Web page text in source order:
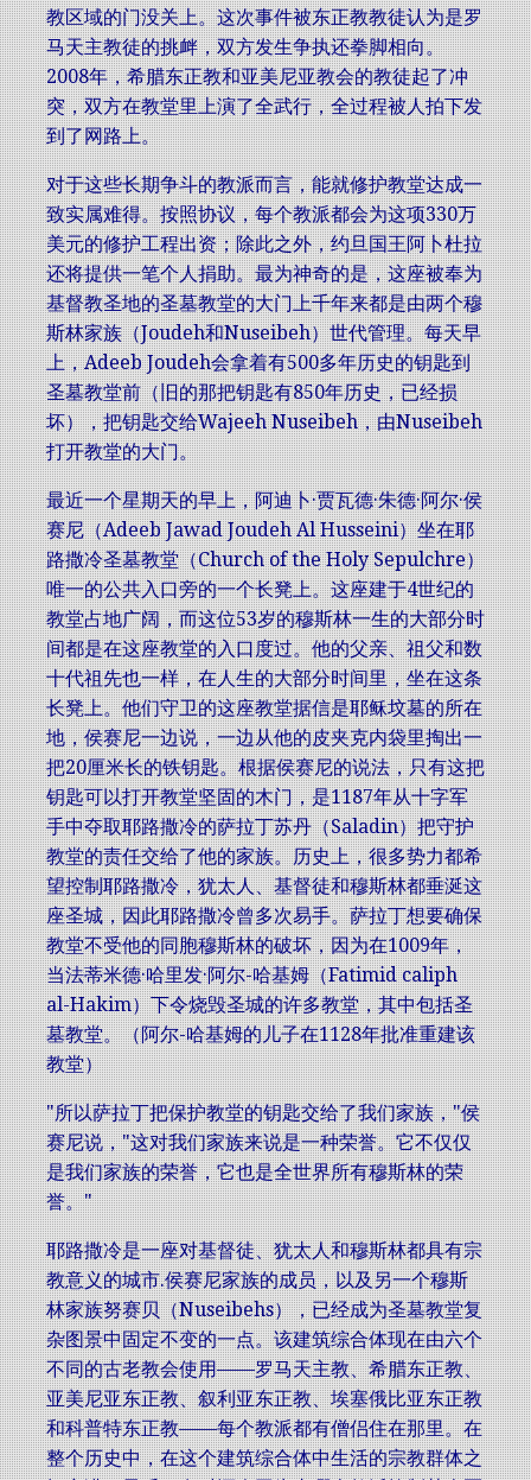
教区域的门没关上。这次事件被东正教教徒认为是罗
马天主教徒的挑衅，双方发生争执还拳脚相向。
2008年，希腊东正教和亚美尼亚教会的教徒起了冲
突，双方在教堂里上演了全武行，全过程被人拍下发
到了网路上。
对于这些长期争斗的教派而言，能就修护教堂达成一
致实属难得。按照协议，每个教派都会为这项330万
美元的修护工程出资；除此之外，约旦国王阿卜杜拉
还将提供一笔个人捐助。最为神奇的是，这座被奉为
基督教圣地的圣墓教堂的大门上千年来都是由两个穆
斯林家族（Joudeh和Nuseibeh）世代管理。每天早
上，Adeeb Joudeh会拿着有500多年历史的钥匙到
圣墓教堂前（旧的那把钥匙有850年历史，已经损
坏），把钥匙交给Wajeeh Nuseibeh，由Nuseibeh
打开教堂的大门。
最近一个星期天的早上，阿迪卜·贾瓦德·朱德·阿尔·侯
赛尼（Adeeb Jawad Joudeh Al Husseini）坐在耶
路撒冷圣墓教堂（Church of the Holy Sepulchre）
唯一的公共入口旁的一个长凳上。这座建于4世纪的
教堂占地广阔，而这位53岁的穆斯林一生的大部分时
间都是在这座教堂的入口度过。他的父亲、祖父和数
十代祖先也一样，在人生的大部分时间里，坐在这条
长凳上。他们守卫的这座教堂据信是耶稣坟墓的所在
地，侯赛尼一边说，一边从他的皮夹克内袋里掏出一
把20厘米长的铁钥匙。根据侯赛尼的说法，只有这把
钥匙可以打开教堂坚固的木门，是1187年从十字军
手中夺取耶路撒冷的萨拉丁苏丹（Saladin）把守护
教堂的责任交给了他的家族。历史上，很多势力都希
望控制耶路撒冷，犹太人、基督徒和穆斯林都垂涎这
座圣城，因此耶路撒冷曾多次易手。萨拉丁想要确保
教堂不受他的同胞穆斯林的破坏，因为在1009年，
当法蒂米德·哈里发·阿尔-哈基姆（Fatimid caliph
al-Hakim）下令烧毁圣城的许多教堂，其中包括圣
墓教堂。（阿尔-哈基姆的儿子在1128年批准重建该
教堂）
"所以萨拉丁把保护教堂的钥匙交给了我们家族，"侯
赛尼说，"这对我们家族来说是一种荣誉。它不仅仅
是我们家族的荣誉，它也是全世界所有穆斯林的荣
誉。"
耶路撒冷是一座对基督徒、犹太人和穆斯林都具有宗
教意义的城市.侯赛尼家族的成员，以及另一个穆斯
林家族努赛贝（Nuseibehs），已经成为圣墓教堂复
杂图景中固定不变的一点。该建筑综合体现在由六个
不同的古老教会使用——罗马天主教、希腊东正教、
亚美尼亚东正教、叙利亚东正教、埃塞俄比亚东正教
和科普特东正教——每个教派都有僧侣住在那里。在
整个历史中，在这个建筑综合体中生活的宗教群体之